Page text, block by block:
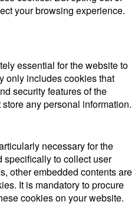
your browsing experience.
essential for the website to
only includes cookies that
security features of the
any personal information.
necessary for the
specifically to collect user
other embedded contents are
It is mandatory to procure
cookies on your website.